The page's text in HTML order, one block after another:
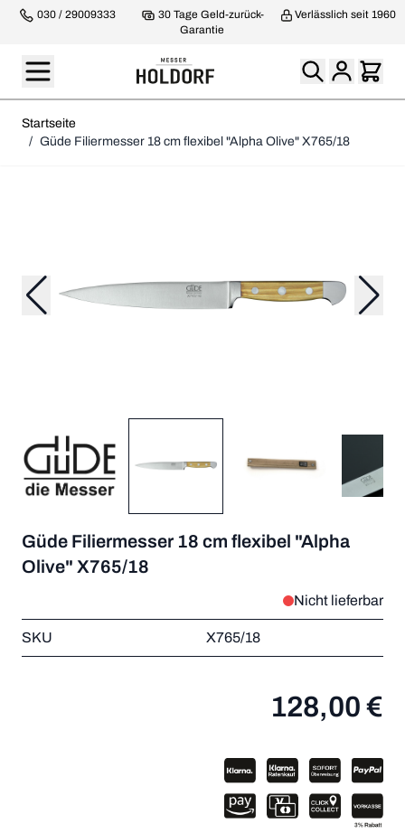
030 / 29009333
30 Tage Geld-zurück-
Garantie
Verlässlich seit 1960
Startseite
/ Güde Filiermesser 18 cm flexibel "Alpha Olive" X765/18
Güde Filiermesser 18 cm flexibel "Alpha
Olive" X765/18
Nicht lieferbar
SKU X765/18
128,00 €